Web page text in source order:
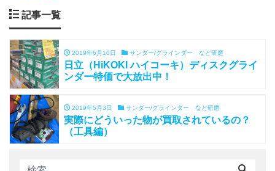
記事一覧
2019年6月10日 サンダー/グラインダー など研磨
日立（HiKOKI ハイコーキ）ディスクグライ
ンダー特価で大放出中！
2019年5月3日 サンダー/グラインダー など研磨
実際にどういった物が買取されているの？
（工具編）